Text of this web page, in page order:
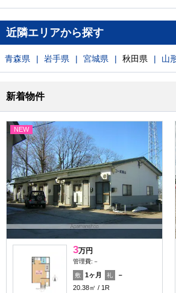
近隣エリアから探す
青森県 岩手県 宮城県 秋田県 山
新着物件
NEW
3万円
管理費:－
敷 1ヶ月 礼
－
20.38㎡
1R